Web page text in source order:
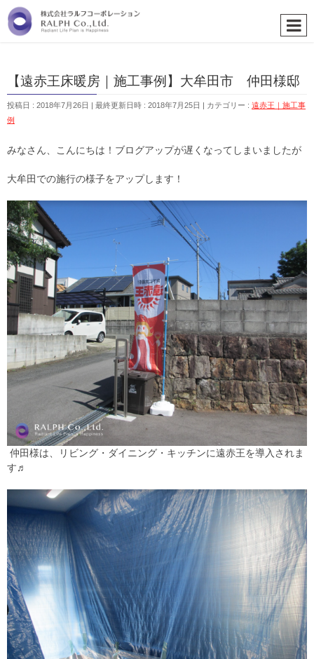
【遠赤王床暖房｜施工事例】大牟田市 仲田様邸
投稿日 : 2018年7月26日 最終更新日時 : 2018年7月25日 カテゴリー : 遠赤王｜施工事
例
みなさん、こんにちは！ブログアップが遅くなってしまいましたが
大牟田での施行の様子をアップします！
仲田様は、リビング・ダイニング・キッチンに遠赤王を導入されま
す♬